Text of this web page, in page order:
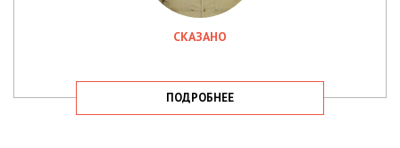
СКАЗАНО
ПОДРОБНЕЕ